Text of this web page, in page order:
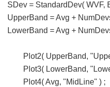
SDev = StandardDev( WVF,
UpperBand = Avg +
LowerBand = Avg +
Plot2( UpperBand,
Plot3( LowerBand,
Plot4( Avg, "MidLine" ) ;